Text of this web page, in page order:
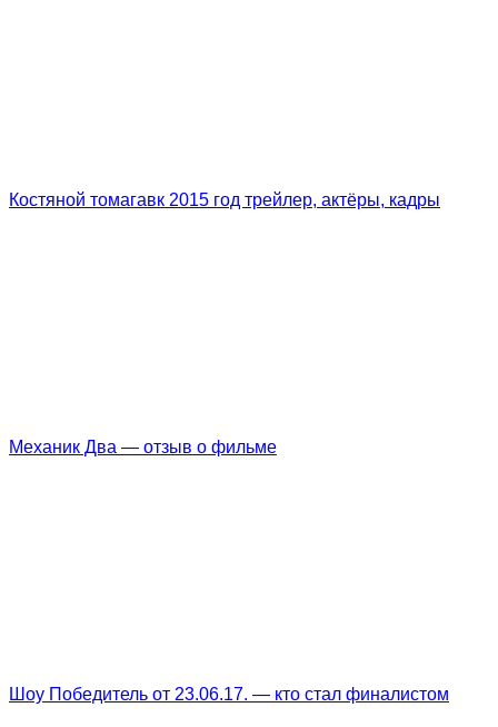
Костяной томагавк 2015 год трейлер, актёры, кадры
Механик Два — отзыв о фильме
Шоу Победитель от 23.06.17. — кто стал финалистом